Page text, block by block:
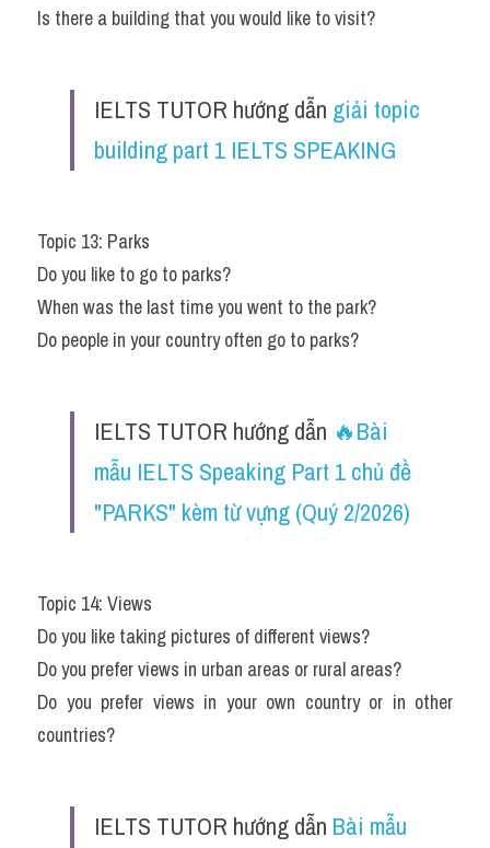
Is there a building that you would like to visit?
IELTS TUTOR hướng dẫn giải topic
building part 1 IELTS SPEAKING
Topic 13: Parks
Do you like to go to parks?
When was the last time you went to the park?
Do people in your country often go to parks?
IELTS TUTOR hướng dẫn 🔥Bài
mẫu IELTS Speaking Part 1 chủ đề
"PARKS" kèm từ vựng (Quý 2/2026)
Topic 14: Views
Do you like taking pictures of different views?
Do you prefer views in urban areas or rural areas?
Do you prefer views in your own country or in other
countries?
IELTS TUTOR hướng dẫn Bài mẫu